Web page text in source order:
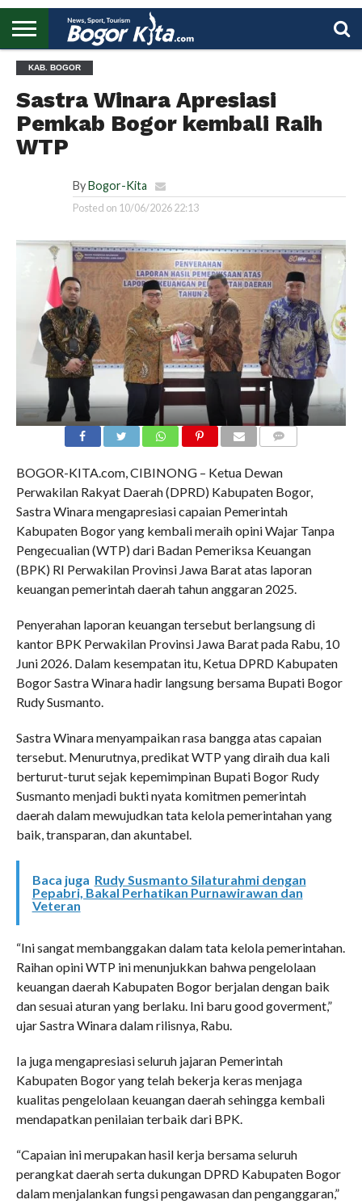
BOGOR
REGIONAL
NASIONAL
PENDIDIKAN
WISATA
OLAHRAGA
LAPORAN
PROFIL
KAB. BOGOR
Sastra Winara Apresiasi
Pemkab Bogor kembali Raih
WTP
By Bogor-Kita
Posted on 10/06/2026 22:13
BOGOR-KITA.com, CIBINONG – Ketua Dewan
Perwakilan Rakyat Daerah (DPRD) Kabupaten Bogor,
Sastra Winara mengapresiasi capaian Pemerintah
Kabupaten Bogor yang kembali meraih opini Wajar Tanpa
Pengecualian (WTP) dari Badan Pemeriksa Keuangan
(BPK) RI Perwakilan Provinsi Jawa Barat atas laporan
keuangan pemerintah daerah tahun anggaran 2025.
Penyerahan laporan keuangan tersebut berlangsung di
kantor BPK Perwakilan Provinsi Jawa Barat pada Rabu, 10
Juni 2026. Dalam kesempatan itu, Ketua DPRD Kabupaten
Bogor Sastra Winara hadir langsung bersama Bupati Bogor
Rudy Susmanto.
Sastra Winara menyampaikan rasa bangga atas capaian
tersebut. Menurutnya, predikat WTP yang diraih dua kali
berturut-turut sejak kepemimpinan Bupati Bogor Rudy
Susmanto menjadi bukti nyata komitmen pemerintah
daerah dalam mewujudkan tata kelola pemerintahan yang
baik, transparan, dan akuntabel.
Baca juga Rudy Susmanto Silaturahmi dengan
Pepabri, Bakal Perhatikan Purnawirawan dan
Veteran
“Ini sangat membanggakan dalam tata kelola pemerintahan.
Raihan opini WTP ini menunjukkan bahwa pengelolaan
keuangan daerah Kabupaten Bogor berjalan dengan baik
dan sesuai aturan yang berlaku. Ini baru good goverment,”
ujar Sastra Winara dalam rilisnya, Rabu.
Ia juga mengapresiasi seluruh jajaran Pemerintah
Kabupaten Bogor yang telah bekerja keras menjaga
kualitas pengelolaan keuangan daerah sehingga kembali
mendapatkan penilaian terbaik dari BPK.
“Capaian ini merupakan hasil kerja bersama seluruh
perangkat daerah serta dukungan DPRD Kabupaten Bogor
dalam menjalankan fungsi pengawasan dan penganggaran,”